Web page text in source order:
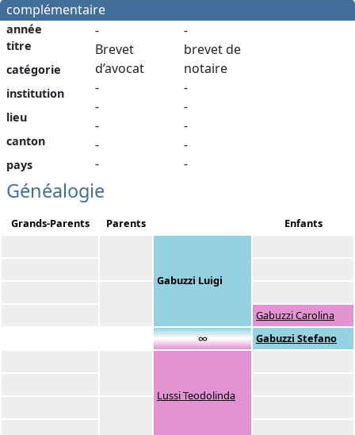
complémentaire
année
titre
catégorie
institution
lieu
canton
pays
-
Brevet
d’avocat
-
-
-
-
-
-
brevet de
notaire
-
-
-
-
-
Généalogie
Grands-Parents Parents Enfants
Gabuzzi Luigi
Gabuzzi Carolina
∞
Gabuzzi Stefano
Lussi Teodolinda